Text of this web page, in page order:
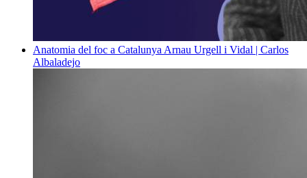
Anatomia del foc a Catalunya Arnau Urgell i Vidal | Carlos
Albaladejo